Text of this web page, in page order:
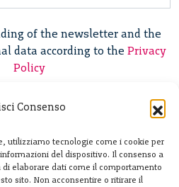
Consenso
utilizziamo tecnologie come i cookie per
del dispositivo. Il consenso a
elaborare dati come il comportamento
sito. Non acconsentire o ritirare il
of the newsletter and the
data according to the Privacy
Policy
ETS